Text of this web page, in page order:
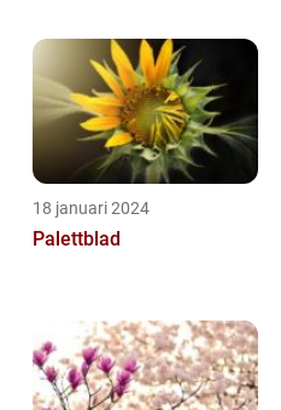
18 januari 2024
Palettblad